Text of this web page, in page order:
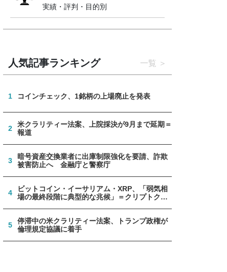
実績・評判・目的別
人気記事ランキング 一覧
1 コインチェック、1銘柄の上場廃止を発表
2
米クラリティー法案、上院採決が9月まで延期＝
報道
3
暗号資産交換業者に出庫制限強化を要請、詐欺
被害防止へ 金融庁と警察庁
4
ビットコイン・イーサリアム・XRP、「弱気相
場の最終段階に典型的な兆候」＝クリプトクア
5
停滞中の米クラリティー法案、トランプ政権が
倫理規定協議に着手